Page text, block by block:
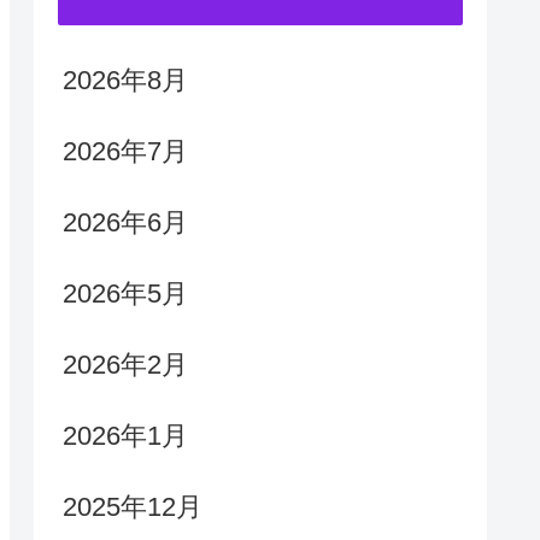
2026年8月
2026年7月
2026年6月
2026年5月
2026年2月
2026年1月
2025年12月